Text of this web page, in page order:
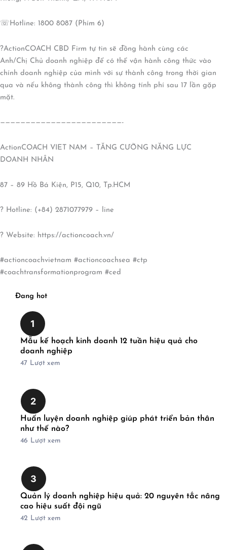
Đang hot
1
Mẫu kế hoạch kinh doanh 12 tuần hiệu quả cho
doanh nghiệp
47 Lượt xem
2
Huấn luyện doanh nghiệp giúp phát triển bản thân
như thế nào?
46 Lượt xem
3
Quản lý doanh nghiệp hiệu quả: 20 nguyên tắc nâng
cao hiệu suất đội ngũ
42 Lượt xem
☏Hotline: 1800 8087 (Phím 6)
?ActionCOACH CBD Firm tự tin sẽ đồng hành cùng các
Anh/Chị Chủ doanh nghiệp để có thể vận hành công thức vào
chính doanh nghiệp của mình với sự thành công trong thời gian
qua và nếu không thành công thì không tính phí sau 17 lần gặp
mặt.
————————————————————————-
ActionCOACH VIET NAM – TĂNG CƯỜNG NĂNG LỰC
DOANH NHÂN
87 – 89 Hồ Bá Kiện, P15, Q10, Tp.HCM
? Hotline: (+84) 2871077979 – line
? Website: https://actioncoach.vn/
#actioncoachvietnam #actioncoachsea #ctp
#coachtransformationprogram #ced